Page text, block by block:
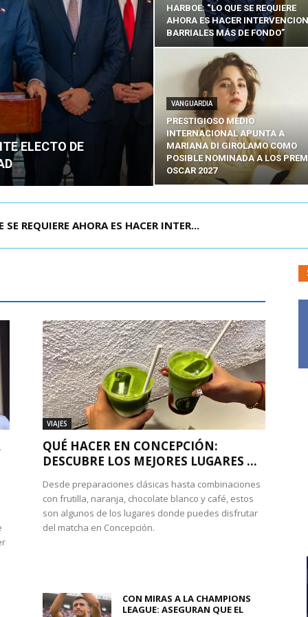
ELECTO DE
HARBOE: “LO QUE SE REQUIERE
AHORA ES HACER
BARRIALES MÁS DE FONDO”
VANGUARDIA
PRESTIGIOSO MEDIO
INTERNACIONAL APUNTA A
MARIANA DI GIROLAMO COMO
POSIBLE NOMINADA A LOS
OSCAR 2027
IPC: “LA ECONOMÍA SE ESTÁ ENC...
VIAJES
QUÉ HACER EN CONCEPCIÓN:
DESCUBRE LOS MEJORES LUGARES ...
Desde preparaciones clásicas hasta combinaciones
con frutilla, naranja, chocolate blanco y café, estos
son algunos de los lugares donde puedes disfrutar
del matcha en Concepción.
CON MIRAS A LA CHAMPIONS
LEAGUE: ASEGURAN QUE EL